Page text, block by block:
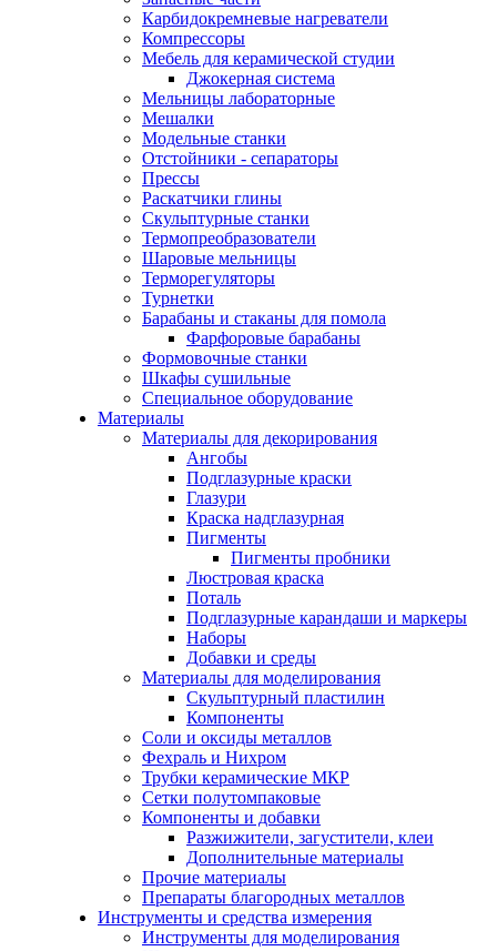
Карбидокремневые нагреватели
Компрессоры
Мебель для керамической студии
Джокерная система
Мельницы лабораторные
Мешалки
Модельные станки
Отстойники - сепараторы
Прессы
Раскатчики глины
Скульптурные станки
Термопреобразователи
Шаровые мельницы
Терморегуляторы
Турнетки
Барабаны и стаканы для помола
Фарфоровые барабаны
Формовочные станки
Шкафы сушильные
Специальное оборудование
Материалы
Материалы для декорирования
Ангобы
Подглазурные краски
Глазури
Краска надглазурная
Пигменты
Пигменты пробники
Люстровая краска
Поталь
Подглазурные карандаши и маркеры
Наборы
Добавки и среды
Материалы для моделирования
Скульптурный пластилин
Компоненты
Соли и оксиды металлов
Фехраль и Нихром
Трубки керамические МКР
Сетки полутомпаковые
Компоненты и добавки
Разжижители, загустители, клеи
Дополнительные материалы
Прочие материалы
Препараты благородных металлов
Инструменты и средства измерения
Инструменты для моделирования